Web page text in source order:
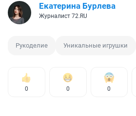
Екатерина Бурлева
Журналист 72.RU
Рукоделие Уникальные игрушки
0 0 0